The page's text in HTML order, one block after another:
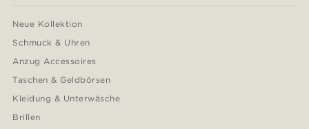
Neue Kollektion
Schmuck & Uhren
Anzug Accessoires
Taschen & Geldbörsen
Kleidung & Unterwäsche
Brillen